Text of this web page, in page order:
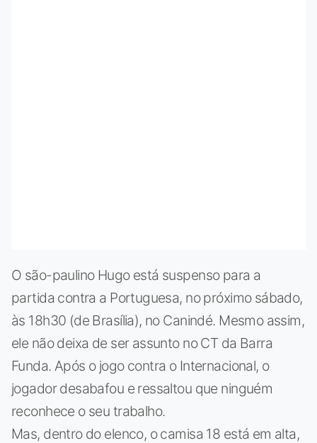
O são-paulino Hugo está suspenso para a
partida contra a Portuguesa, no próximo sábado,
às 18h30 (de Brasília), no Canindé. Mesmo assim,
ele não deixa de ser assunto no CT da Barra
Funda. Após o jogo contra o Internacional, o
jogador desabafou e ressaltou que ninguém
reconhece o seu trabalho.
Mas, dentro do elenco, o camisa 18 está em alta,